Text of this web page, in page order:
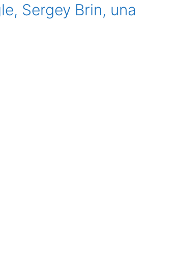
Sergey Brin, una